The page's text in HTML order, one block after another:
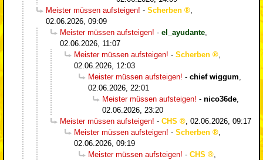
Meister müssen aufsteigen! - Scherben
02.06.2026, 09:09
Meister müssen aufsteigen! - el_ayudante
02.06.2026, 11:07
Meister müssen aufsteigen! - Scherben
02.06.2026, 12:03
Meister müssen aufsteigen! - chief wiggum
02.06.2026, 22:01
Meister müssen aufsteigen! - nico36de
02.06.2026, 23:20
Meister müssen aufsteigen! - CHS
02.06.2026, 09:17
Meister müssen aufsteigen! - Scherben
02.06.2026, 09:19
Meister müssen aufsteigen! - CHS